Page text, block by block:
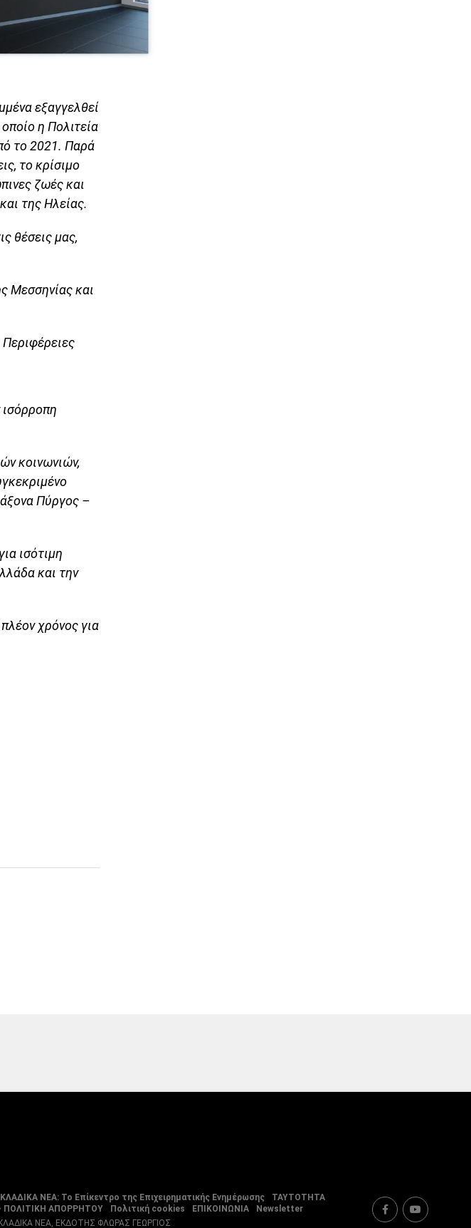
εξαγγελθεί
η Πολιτεία
το 2021. Παρά
το κρίσιμο
ζωές και
της Ηλείας.
θέσεις μας,
Μεσσηνίας και
κοινωνιών,
Πύργος –
ισότιμη
και την
χρόνος για
ΝΕΑ: Το Επίκεντρο της Επιχειρηματικής Ενημέρωσης
ΤΑΥΤΟΤΗΤΑ
ΠΟΛΙΤΙΚΗ ΑΠΟΡΡΗΤΟΥ
Πολιτική cookies ΕΠΙΚΟΙΝΩΝΙΑ
Newsletter
ΝΕΑ, ΕΚΔΟΤΗΣ ΦΛΩΡΑΣ ΓΕΩΡΓΙΟΣ